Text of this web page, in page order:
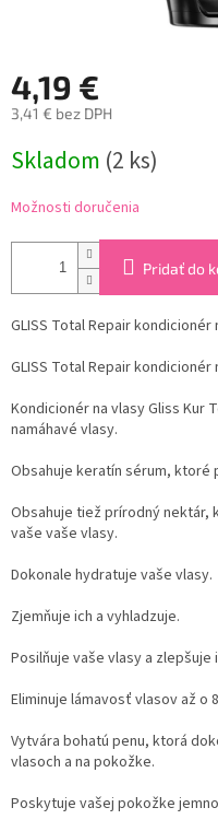
4,19 €
3,41 € bez DPH
cena:
Skladom (2 ks)
Možnosti doručenia
Pridať do
GLISS Total Repair kondicionér
GLISS Total Repair kondicionér
Kondicionér na vlasy Gliss Kur
namáhavé vlasy.
Obsahuje keratín sérum,
Obsahuje tiež prírodný nektár,
vaše vaše vlasy.
Dokonale hydratuje vaše vlasy.
Zjemňuje ich a vyhladzuje.
Posilňuje vaše vlasy a zlepšuje
Eliminuje lámavosť vlasov až o
Vytvára bohatú penu, ktorá
vlasoch a na pokožke.
Poskytuje vašej pokožke